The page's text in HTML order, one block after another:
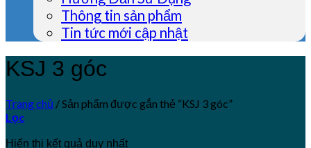
Thông tin sản phẩm
Tin tức mới cập nhật
KSJ 3 góc
Trang chủ /Sản phẩm được gắn thẻ “KSJ 3 góc”
Lọc
Hiển thị kết quả duy nhất